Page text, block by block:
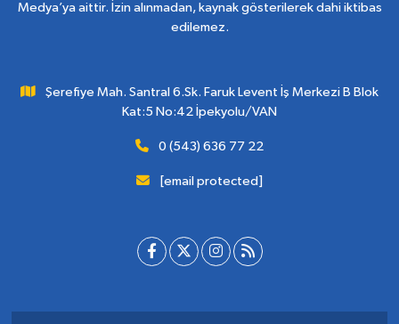
Medya’ya aittir. İzin alınmadan, kaynak gösterilerek dahi iktibas
edilemez.
Şerefiye Mah. Santral 6.Sk. Faruk Levent İş Merkezi B Blok
Kat:5 No:42 İpekyolu/VAN
0 (543) 636 77 22
[email protected]